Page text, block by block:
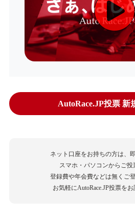
AutoRace.JP投票 新
ネット口座をお持ちの方は、
スマホ・パソコンからご投
登録費や年会費などは無くご
お気軽にAutoRace.JP投票をお